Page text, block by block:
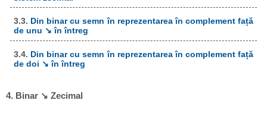
3.3. Din binar cu semn în reprezentarea în complement față
de unu ↘ în întreg
3.4. Din binar cu semn în reprezentarea în complement față
de doi ↘ în întreg
4. Binar ↘ Zecimal